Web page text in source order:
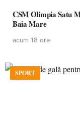
CSM Olimpia Satu Mare
Baia Mare
acum 18 ore
SPORT